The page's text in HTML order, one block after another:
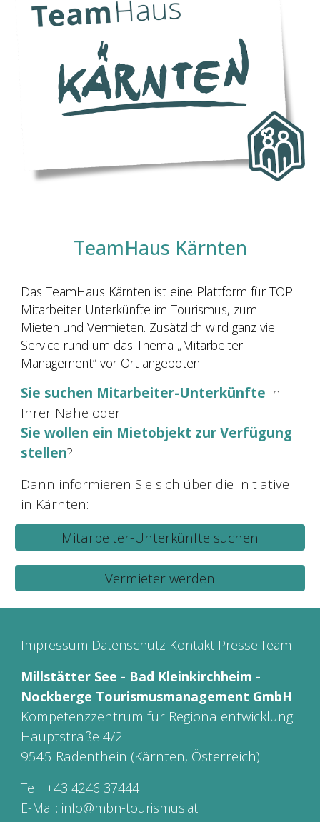
TeamHaus Kärnten
Das TeamHaus Kärnten ist eine Plattform für TOP
Mitarbeiter Unterkünfte im Tourismus, zum
Mieten und Vermieten. Zusätzlich wird ganz viel
Service rund um das Thema „Mitarbeiter-
Management“ vor Ort angeboten.
Sie suchen Mitarbeiter-Unterkünfte in
Ihrer Nähe oder
Sie wollen ein Mietobjekt zur Verfügung
stellen?
Dann informieren Sie sich über die Initiative
in Kärnten:
Mitarbeiter-Unterkünfte suchen
Vermieter werden
Impressum Datenschutz Kontakt PresseTeam
Millstätter See - Bad Kleinkirchheim -
Nockberge Tourismusmanagement GmbH
Kompetenzzentrum für Regionalentwicklung
Hauptstraße 4/2
9545 Radenthein (Kärnten, Österreich)
Tel.: +43 4246 37444
E-Mail: info@mbn-tourismus.at